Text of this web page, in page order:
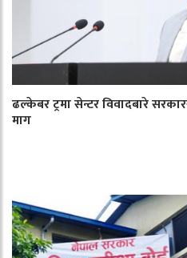
ढल्केबर ट्रमा सेन्टर विवादबारे
माग